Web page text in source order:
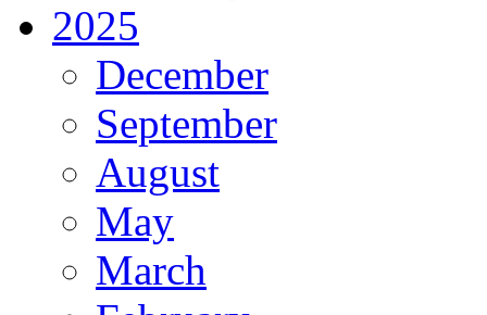
2025
December
September
August
May
March